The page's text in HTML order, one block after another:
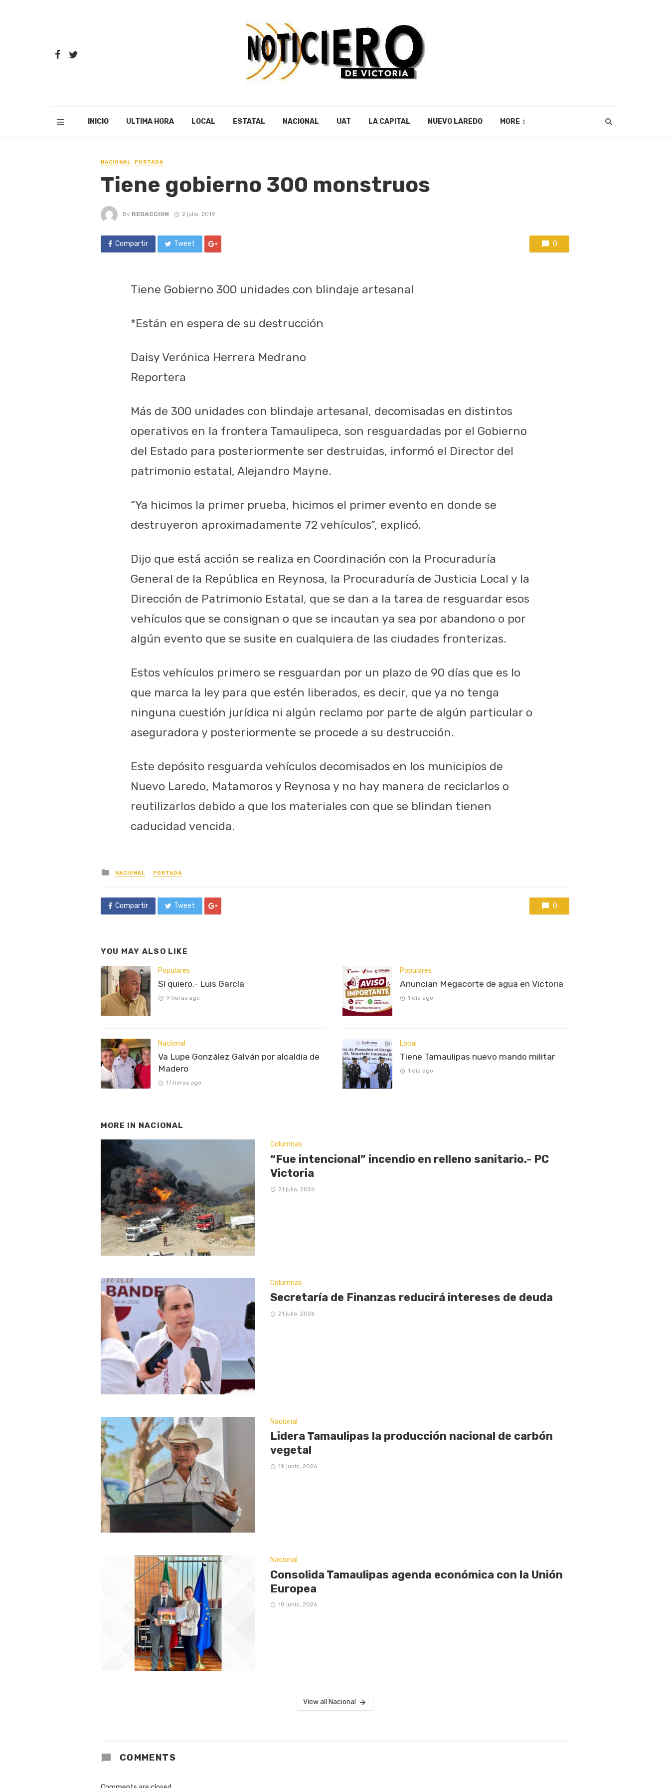
INICIO ULTIMA HORA LOCAL ESTATAL NACIONAL UAT LA CAPITAL NUEVO LAREDO MORE
NACIONAL PORTADA
Tiene gobierno 300 monstruos
By REDACCION 2 julio, 2019
Compartir Tweet 0
Tiene Gobierno 300 unidades con blindaje artesanal
*Están en espera de su destrucción
Daisy Verónica Herrera Medrano
Reportera
Más de 300 unidades con blindaje artesanal, decomisadas en distintos
operativos en la frontera Tamaulipeca, son resguardadas por el Gobierno
del Estado para posteriormente ser destruidas, informó el Director del
patrimonio estatal, Alejandro Mayne.
“Ya hicimos la primer prueba, hicimos el primer evento en donde se
destruyeron aproximadamente 72 vehículos”, explicó.
Dijo que está acción se realiza en Coordinación con la Procuraduría
General de la República en Reynosa, la Procuraduría de Justicia Local y la
Dirección de Patrimonio Estatal, que se dan a la tarea de resguardar esos
vehículos que se consignan o que se incautan ya sea por abandono o por
algún evento que se susite en cualquiera de las ciudades fronterizas.
Estos vehículos primero se resguardan por un plazo de 90 días que es lo
que marca la ley para que estén liberados, es decir, que ya no tenga
ninguna cuestión jurídica ni algún reclamo por parte de algún particular o
aseguradora y posteriormente se procede a su destrucción.
Este depósito resguarda vehículos decomisados en los municipios de
Nuevo Laredo, Matamoros y Reynosa y no hay manera de reciclarlos o
reutilizarlos debido a que los materiales con que se blindan tienen
caducidad vencida.
Posted
in
NACIONAL PORTADA
Compartir Tweet 0
YOU MAY ALSO LIKE
Populares
Sí quiero.- Luis García
9 horas ago
Nacional
Va Lupe González Galván por alcaldía de
Madero
17 horas ago
Populares
Anuncian Megacorte de agua en Victoria
1 día ago
Local
Tiene Tamaulipas nuevo mando militar
1 día ago
MORE IN NACIONAL
Columnas
“Fue intencional” incendio en relleno sanitario.- PC
Victoria
21 julio, 2026
Columnas
Secretaría de Finanzas reducirá intereses de deuda
21 julio, 2026
Nacional
Lidera Tamaulipas la producción nacional de carbón
vegetal
19 junio, 2026
Nacional
Consolida Tamaulipas agenda económica con la Unión
Europea
18 junio, 2026
View all Nacional
COMMENTS